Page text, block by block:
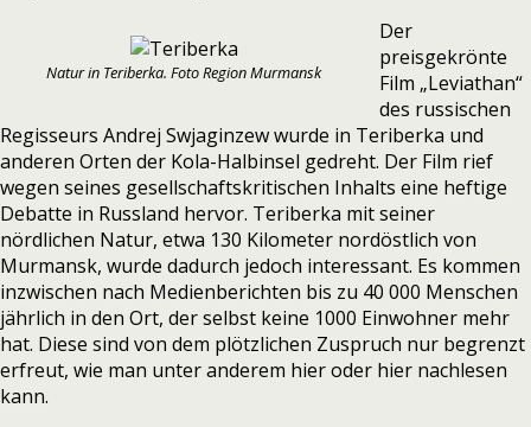
Natur in Teriberka. Foto Region Murmansk
Der
preisgekrönte
Film „Leviathan“
des russischen
Regisseurs Andrej Swjaginzew wurde in Teriberka und
anderen Orten der Kola-Halbinsel gedreht. Der Film rief
wegen seines gesellschaftskritischen Inhalts eine heftige
Debatte in Russland hervor. Teriberka mit seiner
nördlichen Natur, etwa 130 Kilometer nordöstlich von
Murmansk, wurde dadurch jedoch interessant. Es kommen
inzwischen nach Medienberichten bis zu 40 000 Menschen
jährlich in den Ort, der selbst keine 1000 Einwohner mehr
hat. Diese sind von dem plötzlichen Zuspruch nur begrenzt
erfreut, wie man unter anderem hieroder hier nachlesen
kann.